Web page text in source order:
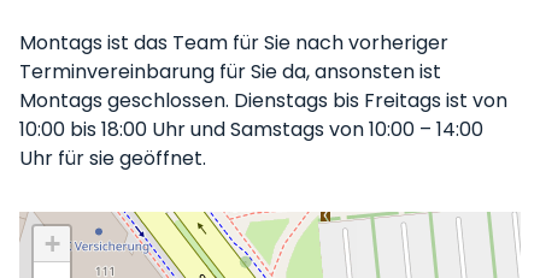
Montags ist das Team für Sie nach vorheriger
Terminvereinbarung für Sie da, ansonsten ist
Montags geschlossen. Dienstags bis Freitags ist von
10:00 bis 18:00 Uhr und Samstags von 10:00 – 14:00
Uhr für sie geöffnet.
+